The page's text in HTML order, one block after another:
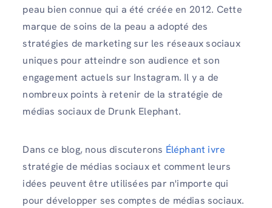
peau bien connue qui a été créée en 2012. Cette
marque de soins de la peau a adopté des
stratégies de marketing sur les réseaux sociaux
uniques pour atteindre son audience et son
engagement actuels sur Instagram. Il y a de
nombreux points à retenir de la stratégie de
médias sociaux de Drunk Elephant.
Dans ce blog, nous discuterons Éléphant ivre
stratégie de médias sociaux et comment leurs
idées peuvent être utilisées par n'importe qui
pour développer ses comptes de médias sociaux.